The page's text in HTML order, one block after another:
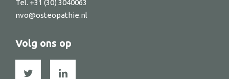
Tel. +31 (30) 3040063
nvo@osteopathie.nl
Volg ons op